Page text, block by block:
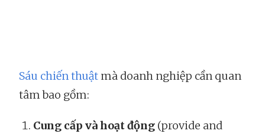
Sáu chiến thuật mà doanh nghiệp cần quan
tâm bao gồm:
Cung cấp và hoạt động (provide and